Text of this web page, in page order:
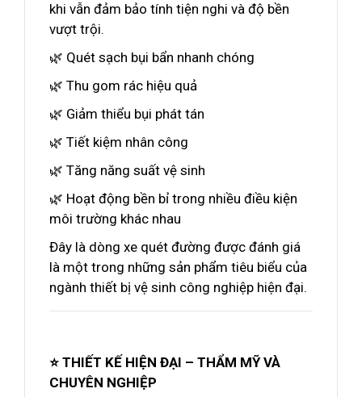
khi vẫn đảm bảo tính tiện nghi và độ bền
vượt trội.
🌿 Quét sạch bụi bẩn nhanh chóng
🌿 Thu gom rác hiệu quả
🌿 Giảm thiểu bụi phát tán
🌿 Tiết kiệm nhân công
🌿 Tăng năng suất vệ sinh
🌿 Hoạt động bền bỉ trong nhiều điều kiện
môi trường khác nhau
Đây là dòng xe quét đường được đánh giá
là một trong những sản phẩm tiêu biểu của
ngành thiết bị vệ sinh công nghiệp hiện đại.
⭐ THIẾT KẾ HIỆN ĐẠI – THẨM MỸ VÀ
CHUYÊN NGHIỆP